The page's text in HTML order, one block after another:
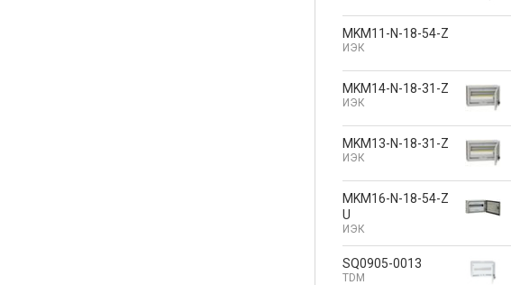
MKM11-N-18-54-Z
ИЭК
MKM14-N-18-31-Z
ИЭК
MKM13-N-18-31-Z
ИЭК
MKM16-N-18-54-Z
U
ИЭК
SQ0905-0013
TDM